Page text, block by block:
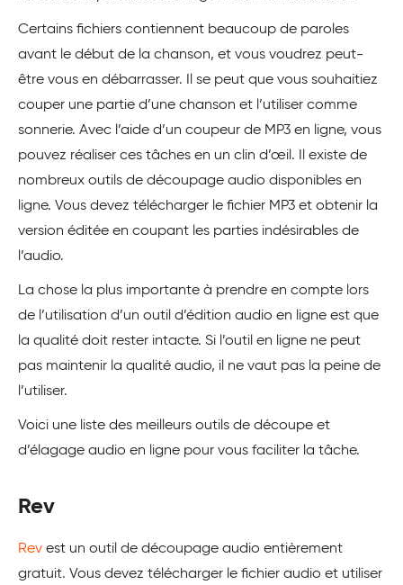
Certains fichiers contiennent beaucoup de paroles
avant le début de la chanson, et vous voudrez peut-
être vous en débarrasser. Il se peut que vous souhaitiez
couper une partie d’une chanson et l’utiliser comme
sonnerie. Avec l’aide d’un coupeur de MP3 en ligne, vous
pouvez réaliser ces tâches en un clin d’œil. Il existe de
nombreux outils de découpage audio disponibles en
ligne. Vous devez télécharger le fichier MP3 et obtenir la
version éditée en coupant les parties indésirables de
l’audio.
La chose la plus importante à prendre en compte lors
de l’utilisation d’un outil d’édition audio en ligne est que
la qualité doit rester intacte. Si l’outil en ligne ne peut
pas maintenir la qualité audio, il ne vaut pas la peine de
l’utiliser.
Voici une liste des meilleurs outils de découpe et
d’élagage audio en ligne pour vous faciliter la tâche.
Rev
Rev est un outil de découpage audio entièrement
gratuit. Vous devez télécharger le fichier audio et utiliser